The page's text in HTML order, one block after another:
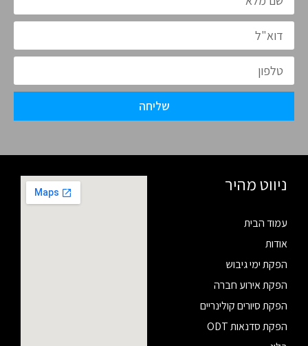
שליחה
ניווט מהיר
עמוד הבית
אודות
הפקת ימי גיבוש
הפקת אירוע חברה
הפקת סיורים קולינריים
הפקת סדנאות ODT